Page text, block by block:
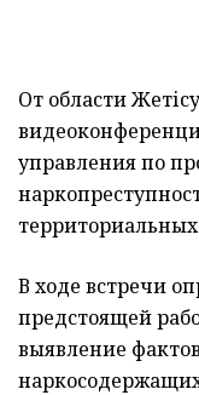
От области
управления по
В ходе встречи
предстоящей
выявление